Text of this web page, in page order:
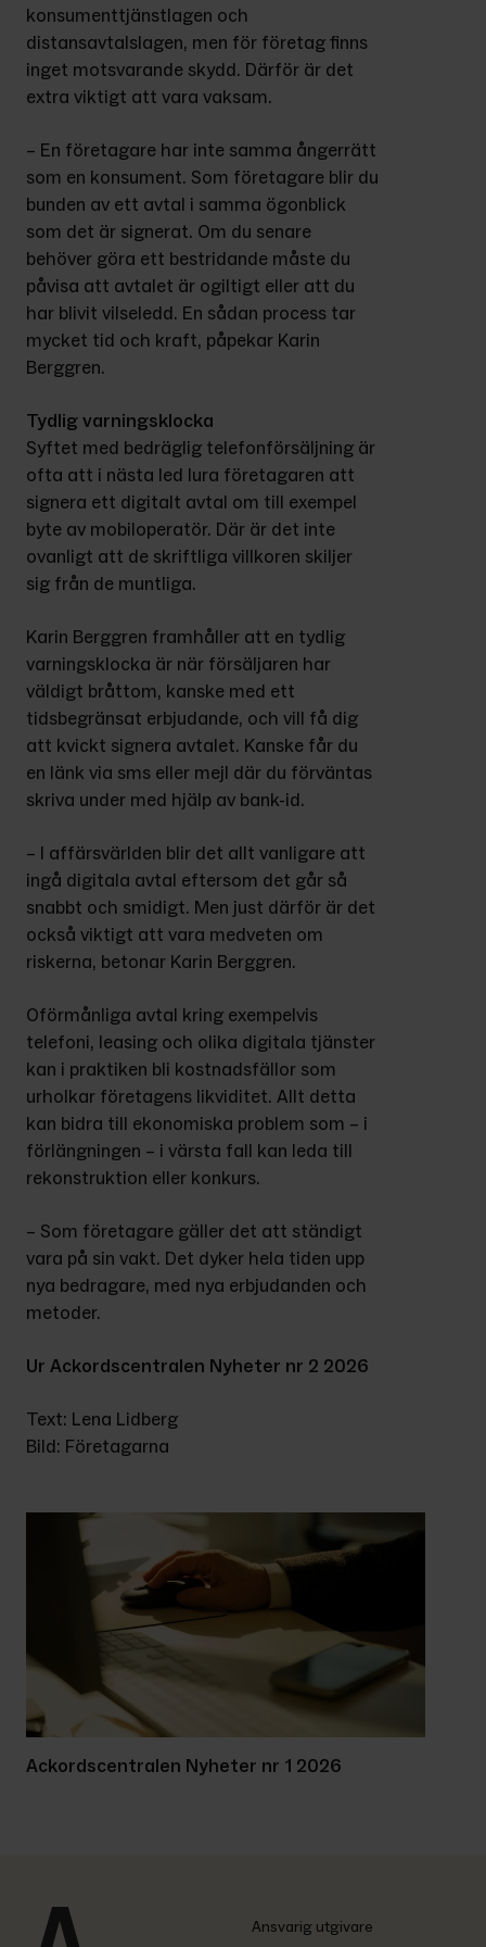
konsumenttjänstlagen och
distansavtalslagen, men för företag finns
inget motsvarande skydd. Därför är det
extra viktigt att vara vaksam.
– En företagare har inte samma ångerrätt
som en konsument. Som företagare blir du
bunden av ett avtal i samma ögonblick
som det är signerat. Om du senare
behöver göra ett bestridande måste du
påvisa att avtalet är ogiltigt eller att du
har blivit vilseledd. En sådan process tar
mycket tid och kraft, påpekar Karin
Berggren.
Tydlig varningsklocka
Syftet med bedräglig telefonförsäljning är
ofta att i nästa led lura företagaren att
signera ett digitalt avtal om till exempel
byte av mobiloperatör. Där är det inte
ovanligt att de skriftliga villkoren skiljer
sig från de muntliga.
Karin Berggren framhåller att en tydlig
varningsklocka är när försäljaren har
väldigt bråttom, kanske med ett
tidsbegränsat erbjudande, och vill få dig
att kvickt signera avtalet. Kanske får du
en länk via sms eller mejl där du förväntas
skriva under med hjälp av bank-id.
– I affärsvärlden blir det allt vanligare att
ingå digitala avtal eftersom det går så
snabbt och smidigt. Men just därför är det
också viktigt att vara medveten om
riskerna, betonar Karin Berggren.
Oförmånliga avtal kring exempelvis
telefoni, leasing och olika digitala tjänster
kan i praktiken bli kostnadsfällor som
urholkar företagens likviditet. Allt detta
kan bidra till ekonomiska problem som – i
förlängningen – i värsta fall kan leda till
rekonstruktion eller konkurs.
– Som företagare gäller det att ständigt
vara på sin vakt. Det dyker hela tiden upp
nya bedragare, med nya erbjudanden och
metoder.
Ur Ackordscentralen Nyheter nr 2 2026
Text: Lena Lidberg
Bild: Företagarna
Ackordscentralen Nyheter nr 1 2026
Ansvarig utgivare